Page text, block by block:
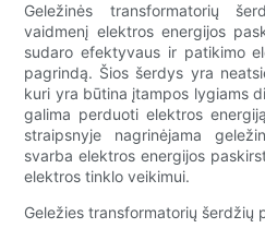
Geležinės transformatorių
vaidmenį elektros energijos
sudaro efektyvaus ir patikimo
pagrindą. Šios šerdys yra
kuri yra būtina įtampos lygiams
galima perduoti elektros
straipsnyje nagrinėjama
svarba elektros energijos
elektros tinklo veikimui.
Geležies transformatorių šerdžių